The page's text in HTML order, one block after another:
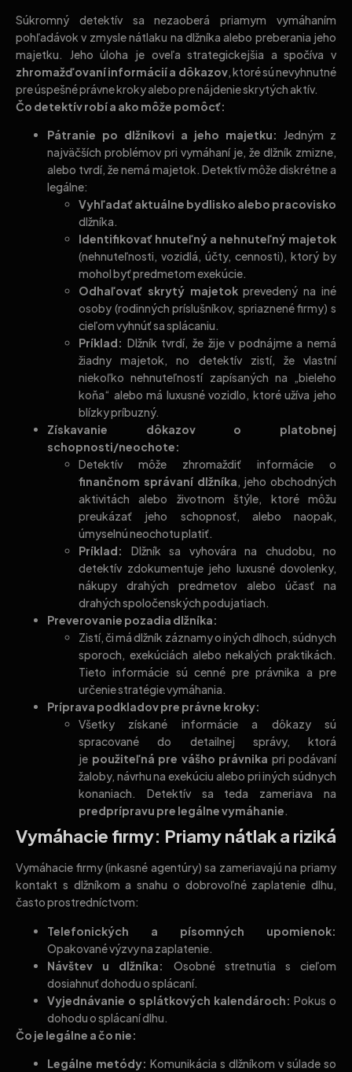
Súkromný detektív sa nezaoberá priamym vymáhaním
pohľadávok v zmysle nátlaku na dlžníka alebo preberania jeho
majetku. Jeho úloha je oveľa strategickejšia a spočíva v
zhromažďovaní informácií a dôkazov, ktoré sú nevyhnutné
pre úspešné právne kroky alebo pre nájdenie skrytých aktív.
Čo detektív robí a ako môže pomôcť:
Pátranie po dlžníkovi a jeho majetku:
Jedným z
najväčších problémov pri vymáhaní je, že dlžník zmizne,
alebo tvrdí, že nemá majetok. Detektív môže diskrétne a
legálne:
Vyhľadať aktuálne bydlisko alebo pracovisko
dlžníka.
Identifikovať hnuteľný a nehnuteľný majetok
(nehnuteľnosti, vozidlá, účty, cennosti), ktorý by
mohol byť predmetom exekúcie.
Odhaľovať skrytý majetokprevedený na iné
osoby (rodinných príslušníkov, spriaznené firmy) s
cieľom vyhnúť sa splácaniu.
Príklad: Dlžník tvrdí, že žije v podnájme a nemá
žiadny majetok, no detektív zistí, že vlastní
niekoľko nehnuteľností zapísaných na „bieleho
koňa“ alebo má luxusné vozidlo, ktoré užíva jeho
blízky príbuzný.
Získavanie dôkazov o platobnej
schopnosti/neochote:
Detektív môže zhromaždiť informácie o
finančnom správaní dlžníka, jeho obchodných
aktivitách alebo životnom štýle, ktoré môžu
preukázať jeho schopnosť, alebo naopak,
úmyselnú neochotu platiť.
Príklad:
Dlžník sa vyhovára na chudobu, no
detektív zdokumentuje jeho luxusné dovolenky,
nákupy drahých predmetov alebo účasť na
drahých spoločenských podujatiach.
Preverovanie pozadia dlžníka:
Zistí, či má dlžník záznamy o iných dlhoch, súdnych
sporoch, exekúciách alebo nekalých praktikách.
Tieto informácie sú cenné pre právnika a pre
určenie stratégie vymáhania.
Príprava podkladov pre právne kroky:
Všetky získané informácie a dôkazy sú
spracované do detailnej správy, ktorá
je použiteľná pre vášho právnika pri podávaní
žaloby, návrhu na exekúciu alebo pri iných súdnych
konaniach. Detektív sa teda zameriava na
predprípravu pre legálne vymáhanie.
Vymáhacie firmy: Priamy nátlak a riziká
Vymáhacie firmy (inkasné agentúry) sa zameriavajú na priamy
kontakt s dlžníkom a snahu o dobrovoľné zaplatenie dlhu,
často prostredníctvom:
Telefonických a písomných upomienok:
Opakované výzvy na zaplatenie.
Návštev u dlžníka:
Osobné stretnutia s cieľom
dosiahnuť dohodu o splácaní.
Vyjednávanie o splátkových kalendároch: Pokus o
dohodu o splácaní dlhu.
Čo je legálne a čo nie:
Legálne metódy: Komunikácia s dlžníkom v súlade so